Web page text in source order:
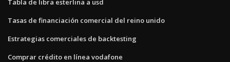
Tabla de libra esterlina a usd
Tasas de financiación comercial del reino unido
Estrategias comerciales de backtesting
Comprar crédito en línea vodafone